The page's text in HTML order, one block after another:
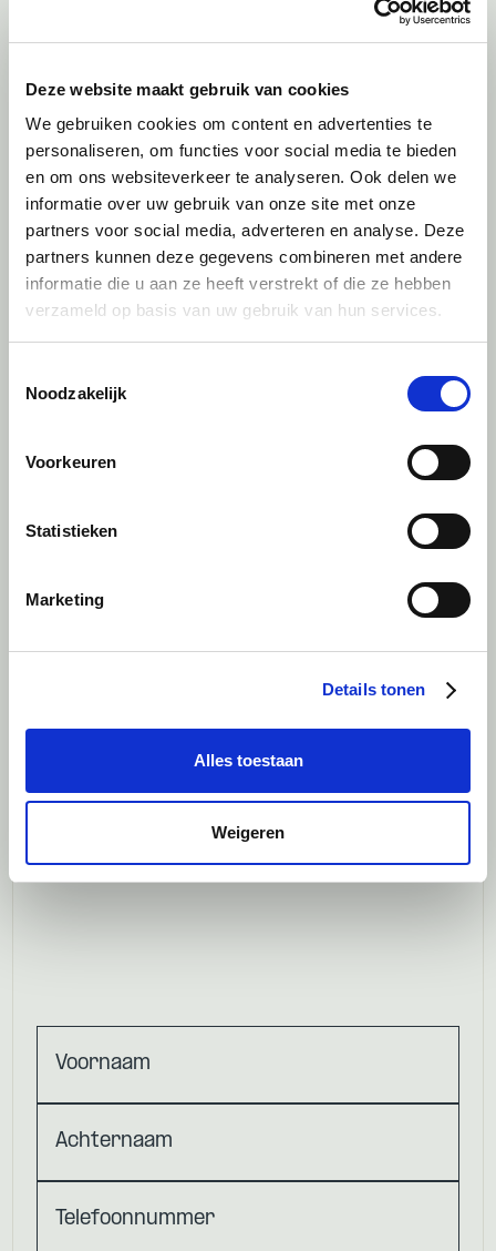
Deze website maakt gebruik van cookies
We gebruiken cookies om content en advertenties te
personaliseren, om functies voor social media te bieden
en om ons websiteverkeer te analyseren. Ook delen we
informatie over uw gebruik van onze site met onze
partners voor social media, adverteren en analyse. Deze
partners kunnen deze gegevens combineren met andere
informatie die u aan ze heeft verstrekt of die ze hebben
verzameld op basis van uw gebruik van hun services.
Noodzakelijk
Voorkeuren
Statistieken
Marketing
Details tonen
Alles toestaan
Weigeren
Uitstekende beheersing van
Wat bieden wij?
Een uitdagende start in ons
werkveld.
Intensieve begeleiding en training
om jezelf snel te ontwikkelen.
Werken in een hecht, informeel
maar professioneel team, met veel
verantwoordelijkheid.
groeien binnen en mee helpen
Marktconforme